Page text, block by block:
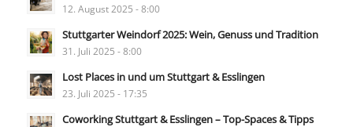
12. August 2025 - 8:00
Stuttgarter Weindorf 2025: Wein, Genuss und Tradition
31. Juli 2025 - 8:00
Lost Places in und um Stuttgart & Esslingen
23. Juli 2025 - 17:35
Coworking Stuttgart & Esslingen – Top-Spaces & Tipps